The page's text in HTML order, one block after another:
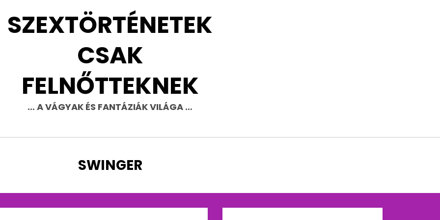
SZEXTÖRTÉNETEK
CSAK
FELNŐTTEKNEK
… A VÁGYAK ÉS FANTÁZIÁK VILÁGA …
CÍMKE
:
SWINGER